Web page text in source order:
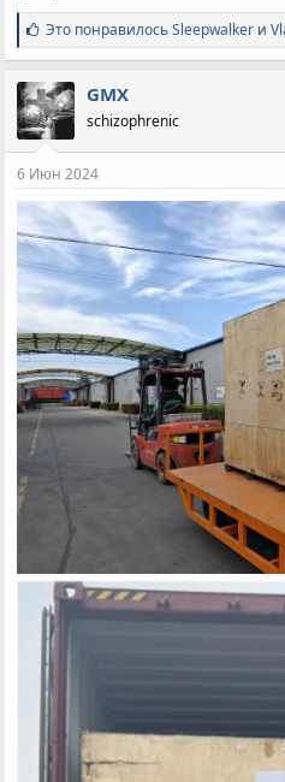
С
и
м
п
а
т
и
:
Это понравилосьSleepwalker и
GMX
schizophrenic
6 Июн 2024